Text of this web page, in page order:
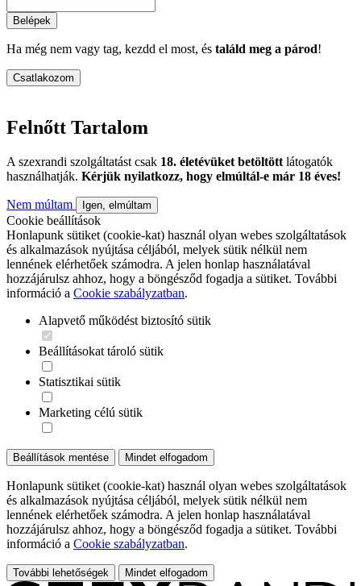
Belépek
Ha még nem vagy tag, kezdd el most, és találd meg a párod!
Csatlakozom
Felnőtt Tartalom
A szexrandi szolgáltatást csak 18. életévüket betöltött látogatók
használhatják. Kérjük nyilatkozz, hogy elmúltál-e már 18 éves!
Nem múltam Igen, elmúltam
Cookie beállítások
Honlapunk sütiket (cookie-kat) használ olyan webes szolgáltatások
és alkalmazások nyújtása céljából, melyek sütik nélkül nem
lennének elérhetőek számodra. A jelen honlap használatával
hozzájárulsz ahhoz, hogy a böngésződ fogadja a sütiket. További
információ a Cookie szabályzatban.
Alapvető működést biztosító sütik
Beállításokat tároló sütik
Statisztikai sütik
Marketing célú sütik
Beállítások mentése Mindet elfogadom
Honlapunk sütiket (cookie-kat) használ olyan webes szolgáltatások
és alkalmazások nyújtása céljából, melyek sütik nélkül nem
lennének elérhetőek számodra. A jelen honlap használatával
hozzájárulsz ahhoz, hogy a böngésződ fogadja a sütiket. További
információ a Cookie szabályzatban.
További lehetőségek Mindet elfogadom